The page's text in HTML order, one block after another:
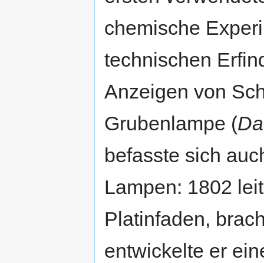
chemische
technischen
Anzeigen von
Grubenlampe (
befasste sich
Lampen: 1802
Platinfaden,
entwickelte er